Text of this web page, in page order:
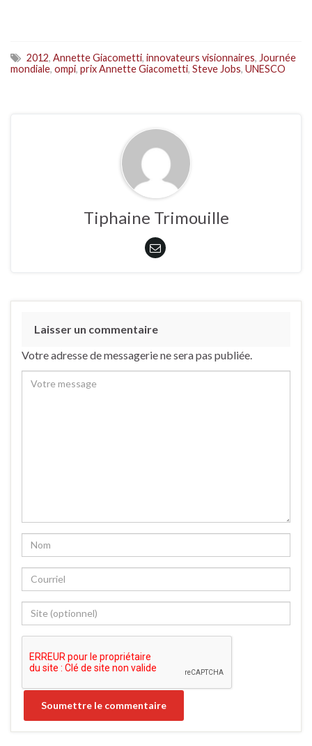
2012, Annette Giacometti, innovateurs visionnaires, Journée
mondiale, ompi, prix Annette Giacometti, Steve Jobs, UNESCO
Tiphaine Trimouille
Laisser un commentaire
Votre adresse de messagerie ne sera pas publiée.